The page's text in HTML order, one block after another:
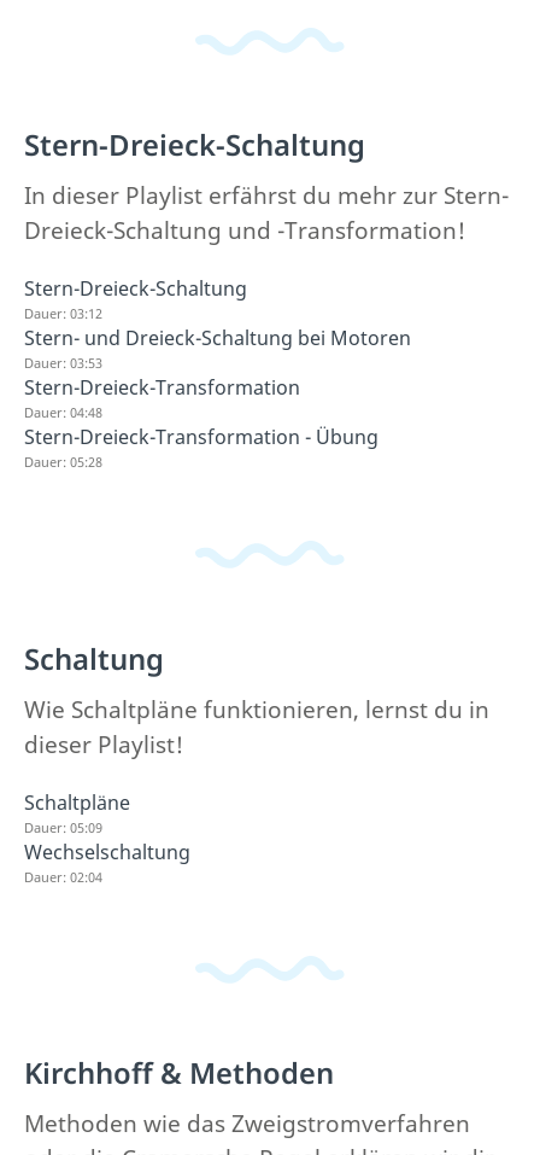
Stern-Dreieck-Schaltung
In dieser Playlist erfährst du mehr zur Stern-
Dreieck-Schaltung und -Transformation!
Stern-Dreieck-Schaltung
Dauer: 03:12
Stern- und Dreieck-Schaltung bei Motoren
Dauer: 03:53
Stern-Dreieck-Transformation
Dauer: 04:48
Stern-Dreieck-Transformation - Übung
Dauer: 05:28
Schaltung
Wie Schaltpläne funktionieren, lernst du in
dieser Playlist!
Schaltpläne
Dauer: 05:09
Wechselschaltung
Dauer: 02:04
Kirchhoff & Methoden
Methoden wie das Zweigstromverfahren